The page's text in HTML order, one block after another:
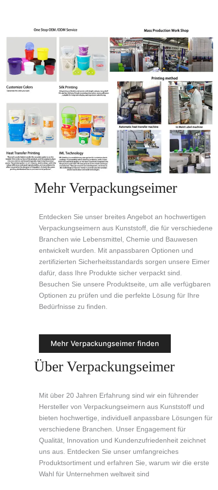
Mehr Verpackungseimer
Entdecken Sie unser breites Angebot an hochwertigen
Verpackungseimern aus Kunststoff, die für verschiedene
Branchen wie Lebensmittel, Chemie und Bauwesen
entwickelt wurden. Mit anpassbaren Optionen und
zertifizierten Sicherheitsstandards sorgen unsere Eimer
dafür, dass Ihre Produkte sicher verpackt sind.
Besuchen Sie unsere Produktseite, um alle verfügbaren
Optionen zu prüfen und die perfekte Lösung für Ihre
Bedürfnisse zu finden.
Mehr Verpackungseimer finden
Über Verpackungseimer
Mit über 20 Jahren Erfahrung sind wir ein führender
Hersteller von Verpackungseimern aus Kunststoff und
bieten hochwertige, individuell anpassbare Lösungen für
verschiedene Branchen. Unser Engagement für
Qualität, Innovation und Kundenzufriedenheit zeichnet
uns aus. Entdecken Sie unser umfangreiches
Produktsortiment und erfahren Sie, warum wir die erste
Wahl für Unternehmen weltweit sind